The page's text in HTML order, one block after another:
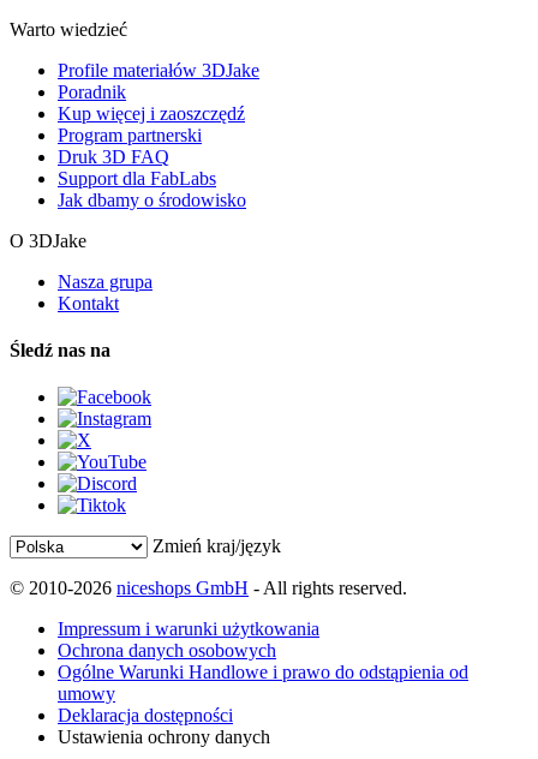
Warto wiedzieć
Profile materiałów 3DJake
Poradnik
Kup więcej i zaoszczędź
Program partnerski
Druk 3D FAQ
Support dla FabLabs
Jak dbamy o środowisko
O 3DJake
Nasza grupa
Kontakt
Śledź nas na
Zmień kraj/język
© 2010-2026 niceshops GmbH - All rights reserved.
Impressum i warunki użytkowania
Ochrona danych osobowych
Ogólne Warunki Handlowe i prawo do odstąpienia od
umowy
Deklaracja dostępności
Ustawienia ochrony danych